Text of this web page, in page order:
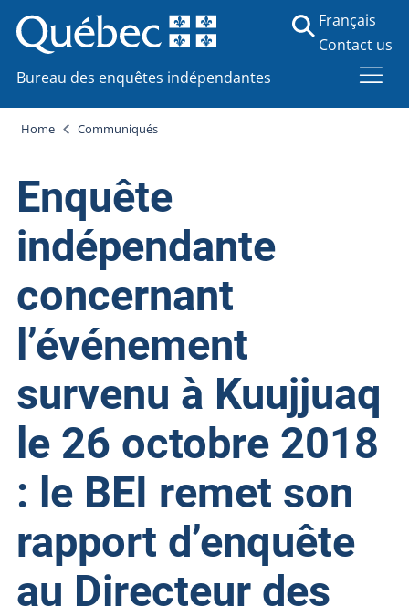
Bureau des enquêtes indépendantes
Français
Contact us
Home Communiqués
Enquête
indépendante
concernant
l’événement
survenu à Kuujjuaq
le 26 octobre 2018
: le BEI remet son
rapport d’enquête
au Directeur des